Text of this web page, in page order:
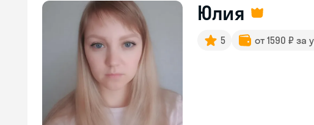
Юлия
5 от 1590 ₽ за